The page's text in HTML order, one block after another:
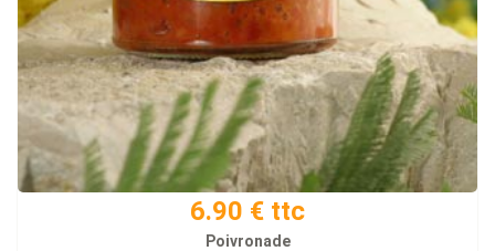
6.90 € ttc
Poivronade